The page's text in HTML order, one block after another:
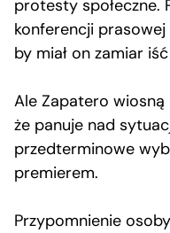
protesty społeczne.
konferencji prasowej
by miał on zamiar
Ale Zapatero wiosną
że panuje nad
przedterminowe
premierem.
Przypomnienie